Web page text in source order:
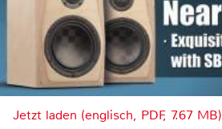
Jetzt laden (englisch, PDF, 7.67 MB)